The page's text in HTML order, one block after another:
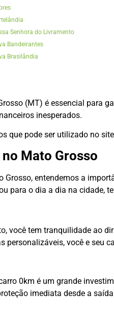
Senhora do Livramento
Bandeirantes
Brasilândia
(MT) é essencial para
inesperados.
que pode ser utilizado no
Mato Grosso
Grosso, entendemos a
para o dia a dia na cidade,
você tem tranquilidade ao
personalizáveis, você e seu
0km é um grande
imediata desde a